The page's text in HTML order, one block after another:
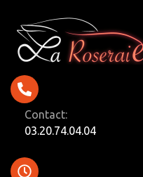
Contact:
03.20.74.04.04